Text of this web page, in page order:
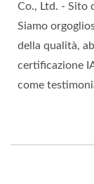
Co., Ltd. - Sito
Siamo
della qualità,
certificazione
come